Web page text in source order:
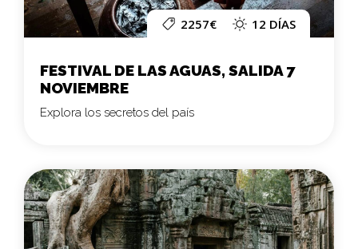
2257€ 12 DÍAS
FESTIVAL DE LAS AGUAS, SALIDA 7
NOVIEMBRE
Explora los secretos del país